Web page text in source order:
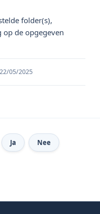
folder(s),
op de opgegeven
05/2025
Ja Nee